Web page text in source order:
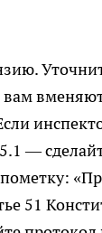
—
51